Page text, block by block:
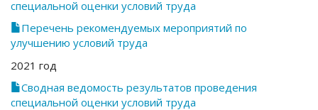
специальной оценки условий труда
Перечень рекомендуемых мероприятий по
улучшению условий труда
2021 год
Сводная ведомость результатов проведения
специальной оценки условий труда